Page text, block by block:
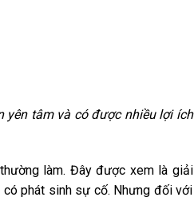
yên tâm và có được nhiều lợi ích
làm. Đây được xem là giải
phát sinh sự cố. Nhưng đối với